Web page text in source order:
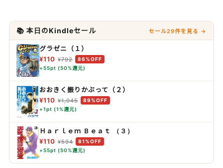
📚 本日のKindleセール セール29件を見る →
グラゼニ（１）
¥110 ¥792
86%OFF
+55pt (50%還元)
おおきく振りかぶって（２）
¥110 ¥1,045
89%OFF
+1pt (1%還元)
Ｈａｒｌｅｍ Ｂｅａｔ （３）
¥110 ¥594
81%OFF
+55pt (50%還元)